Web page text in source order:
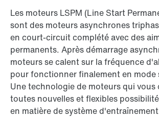
Les moteurs LSPM (Line Start
sont des moteurs asynchrones
en court-circuit complété avec des
permanents. Après démarrage
moteurs se calent sur la fréquence
pour fonctionner finalement en mode
Une technologie de moteurs qui
toutes nouvelles et flexibles
en matière de système